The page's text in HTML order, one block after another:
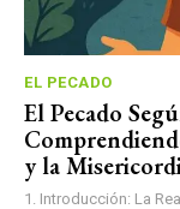
EL PECADO
El Pecado
y la
1. Introducción: La